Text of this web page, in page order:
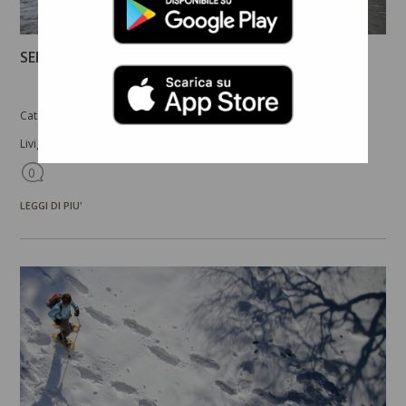
SERVIZIO AUTOBUS A LIVIGNO E DINTORNI
Cat. : SENTIERI E PERCORSI -
05 febbraio, 2021
Livigno, vacanza senza pensieri
0
LEGGI DI PIU'